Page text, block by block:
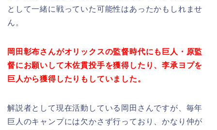
として一緒に戦っていた可能性はあったかもしれませ
ん。
岡田彰布さんがオリックスの監督時代にも巨人・原監
督にお願いして木佐貫投手を獲得したり、李承ヨプを
巨人から獲得したりもしていました。
解説者として現在活動している岡田さんですが、毎年
巨人のキャンプには欠かさず行っており、かなり仲が